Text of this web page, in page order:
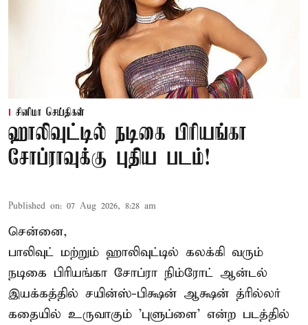
சினிமா செய்திகள்
ஹாலிவுட்டில் நடிகை பிரியங்கா
சோப்ராவுக்கு புதிய படம்!
Published on: 07 Aug 2026, 8:28 am
சென்னை,
பாலிவுட் மற்றும் ஹாலிவுட்டில் கலக்கி வரும்
நடிகை பிரியங்கா சோப்ரா நிம்ரோட் ஆன்டல்
இயக்கத்தில் சயின்ஸ்-பிக்ஷன் ஆக்ஷன் த்ரில்லர்
கதையில் உருவாகும் 'புளுப்ளை' என்ற படத்தில்